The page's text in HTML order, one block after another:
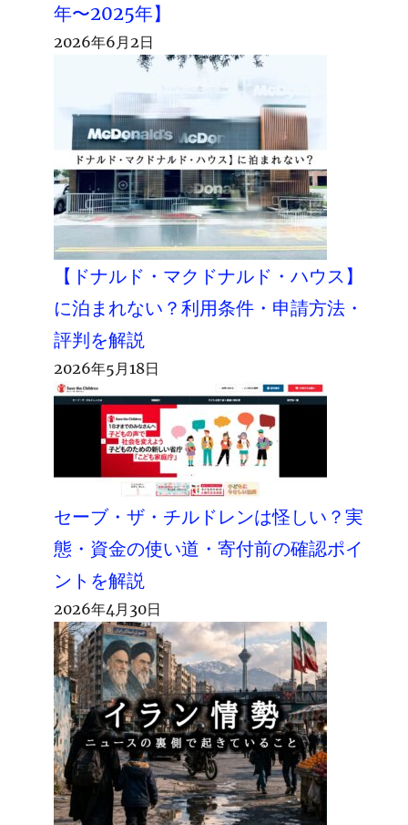
年〜2025年】
2026年6月2日
【ドナルド・マクドナルド・ハウス】
に泊まれない？利用条件・申請方法・
評判を解説
2026年5月18日
セーブ・ザ・チルドレンは怪しい？実
態・資金の使い道・寄付前の確認ポイ
ントを解説
2026年4月30日